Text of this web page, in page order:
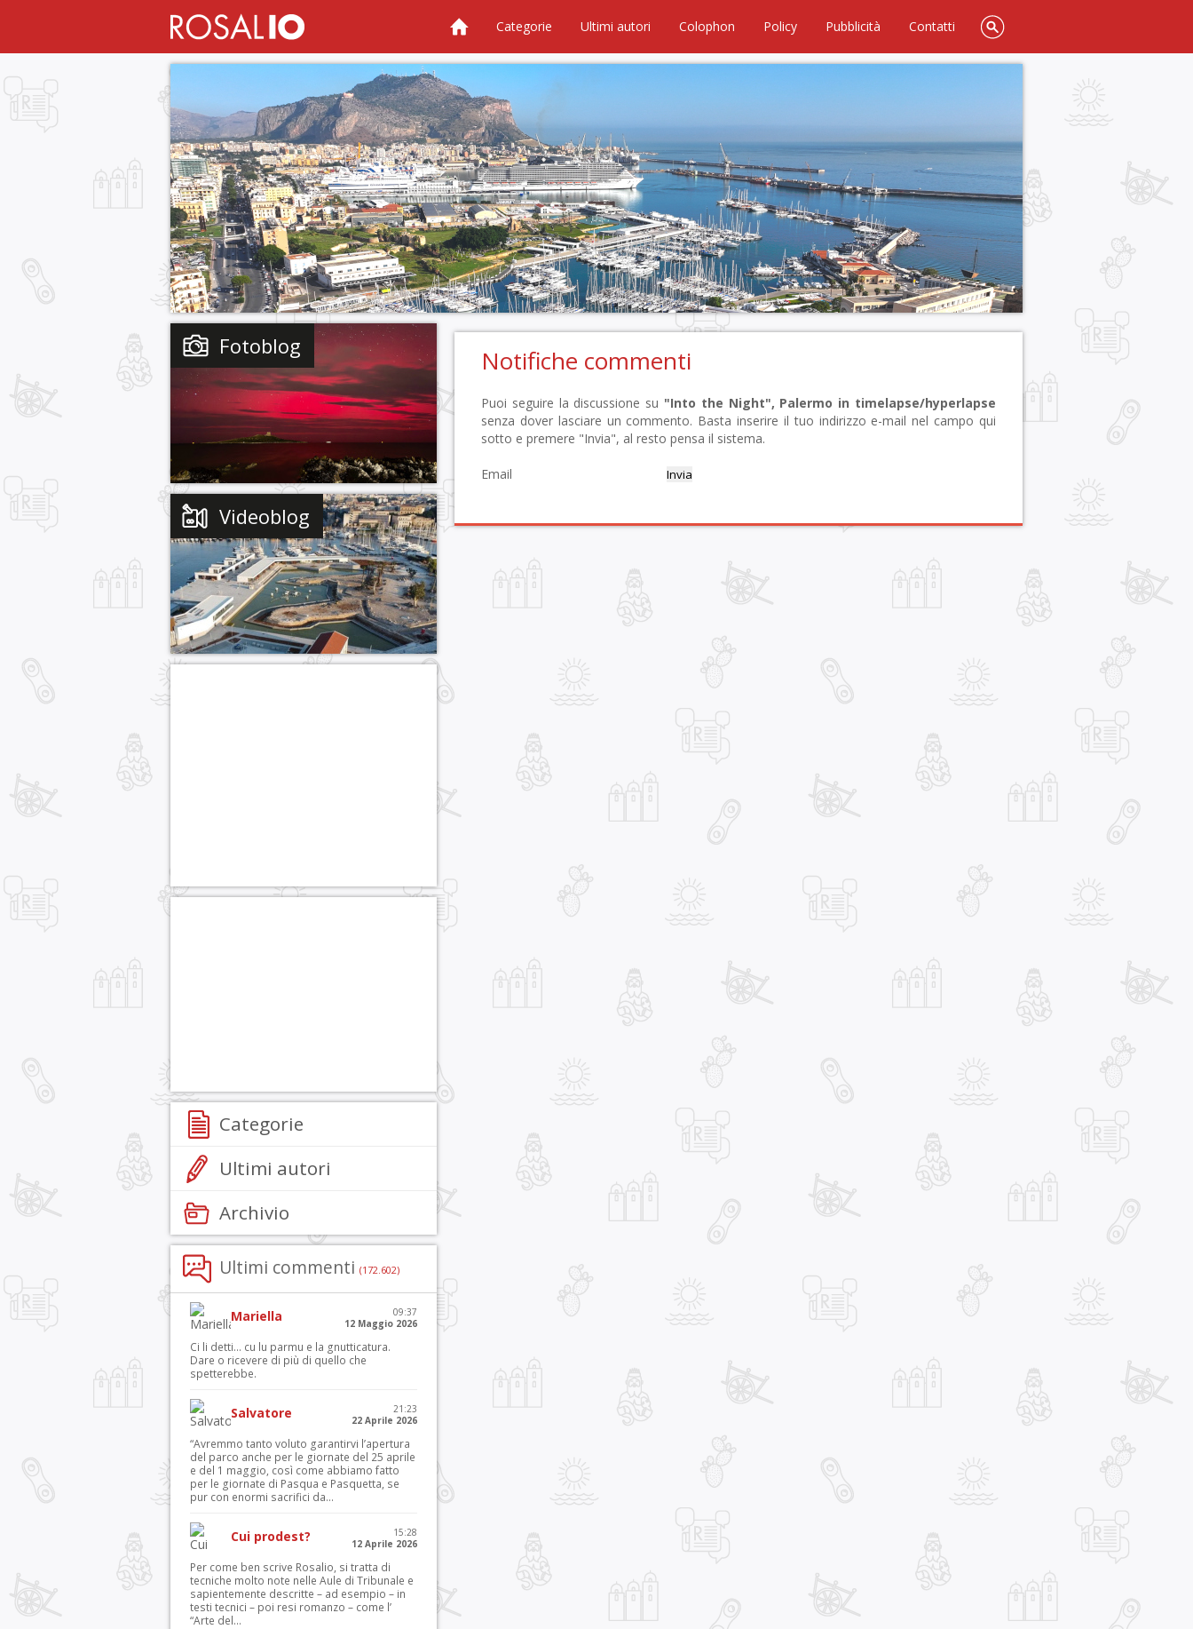
Categorie Ultimi autori Colophon Policy Pubblicità Contatti
Notifiche commenti
Puoi seguire la discussione su "Into the Night", Palermo in timelapse/hyperlapse
senza dover lasciare un commento. Basta inserire il tuo indirizzo e-mail nel campo qui
sotto e premere "Invia", al resto pensa il sistema.
Email
Fotoblog
Videoblog
Categorie
Ultimi autori
Archivio
Ultimi commenti (172.602)
Mariella
09:37
12 Maggio 2026
Ci li detti… cu lu parmu e la gnutticatura.
Dare o ricevere di più di quello che
spetterebbe.
Salvatore
21:23
22 Aprile 2026
“Avremmo tanto voluto garantirvi l’apertura
del parco anche per le giornate del 25 aprile
e del 1 maggio, così come abbiamo fatto
per le giornate di Pasqua e Pasquetta, se
pur con enormi sacrifici da...
Cui prodest?
15:28
12 Aprile 2026
Per come ben scrive Rosalio, si tratta di
tecniche molto note nelle Aule di Tribunale e
sapientemente descritte – ad esempio – in
testi tecnici – poi resi romanzo – come l’
“Arte del...